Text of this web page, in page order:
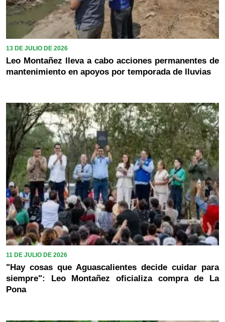
13 DE JULIO DE 2026
Leo Montañez lleva a cabo acciones permanentes de
mantenimiento en apoyos por temporada de lluvias
11 DE JULIO DE 2026
"Hay cosas que Aguascalientes decide cuidar para
siempre": Leo Montañez oficializa compra de La
Pona